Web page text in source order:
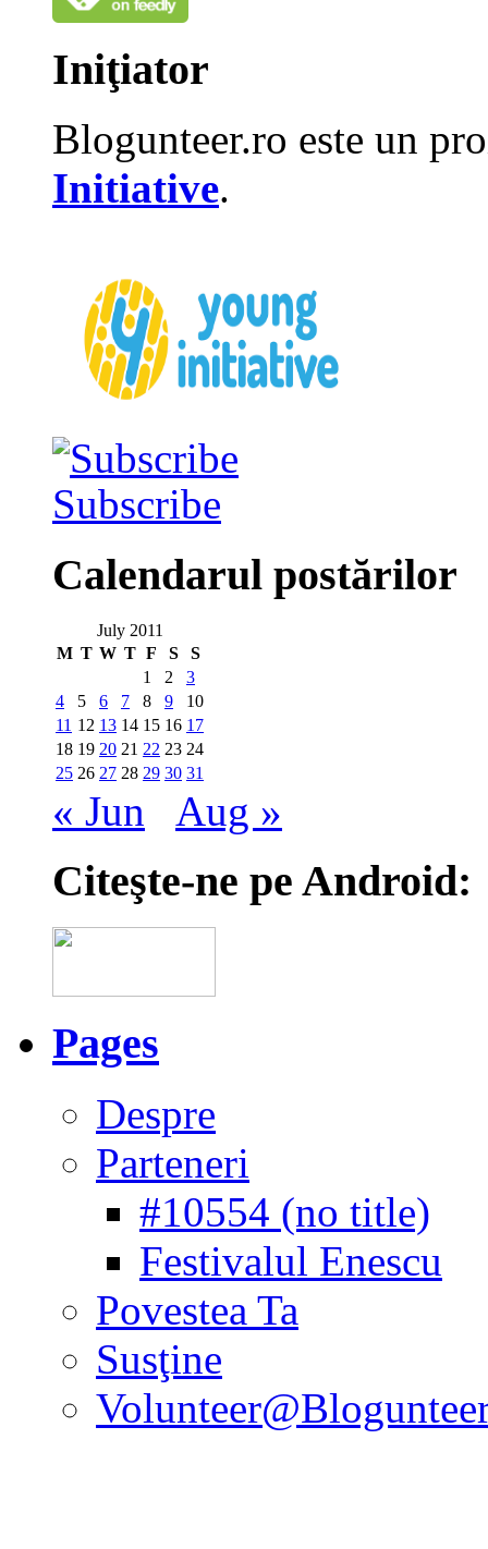
Iniţiator
Blogunteer.ro este un
Initiative.
Subscribe
Calendarul postărilor
July 2011
M T W T F S
S
1
2
3
4
5 6 7 8 9
10
11 12 13 14 15 16 17
18 19 20 21 22 23 24
25 26 27 28 29 30 31
« Jun Aug »
Citeşte-ne pe Android:
Pages
Despre
Parteneri
#10554 (no title)
Festivalul Enescu
Povestea Ta
Susţine